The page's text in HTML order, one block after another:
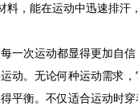
，能在运动中迅速排
次运动都显得更加自
。无论何种运动需求，
平衡。不仅适合运动时